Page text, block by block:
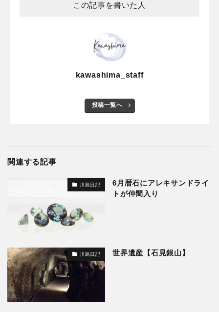
この記事を書いた人
kawashima_staff
投稿一覧へ
関連する記事
川島日記
6月暦石にアレキサンドライ
トが仲間入り
川島日記 世界遺産【石見銀山】